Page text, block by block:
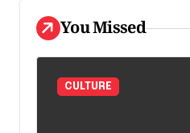
You Missed
CULTURE